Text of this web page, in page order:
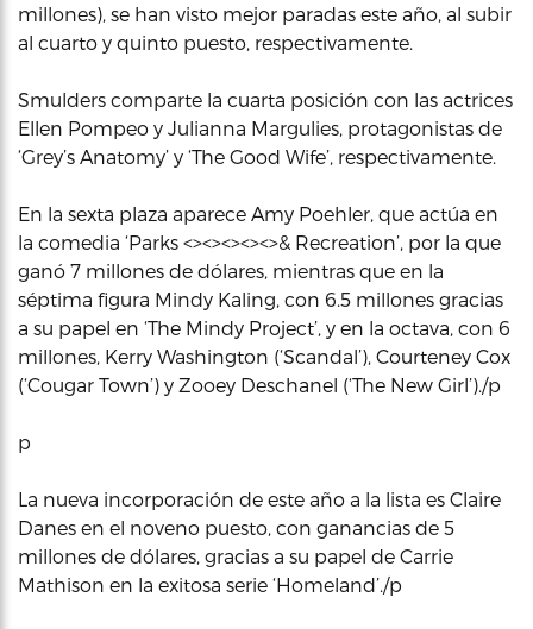
millones), se han visto mejor paradas este año, al subir
al cuarto y quinto puesto, respectivamente.
Smulders comparte la cuarta posición con las actrices
Ellen Pompeo y Julianna Margulies, protagonistas de
‘Grey’s Anatomy’ y ‘The Good Wife’, respectivamente.
En la sexta plaza aparece Amy Poehler, que actúa en
la comedia ‘Parks <><><><><>& Recreation’, por la que
ganó 7 millones de dólares, mientras que en la
séptima figura Mindy Kaling, con 6.5 millones gracias
a su papel en ‘The Mindy Project’, y en la octava, con 6
millones, Kerry Washington (‘Scandal’), Courteney Cox
(‘Cougar Town’) y Zooey Deschanel (‘The New Girl’)./p
p
La nueva incorporación de este año a la lista es Claire
Danes en el noveno puesto, con ganancias de 5
millones de dólares, gracias a su papel de Carrie
Mathison en la exitosa serie ‘Homeland’./p